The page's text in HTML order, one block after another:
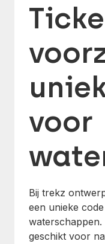
voor
Bij trekz
een unieke
geschikt voor